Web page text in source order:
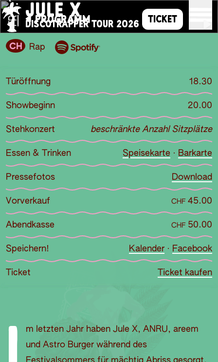
PROGRAMM TICKET
FR
JULE X
DISCOTRAPPER TOUR 2026
CH Rap
Türöffnung 18.30
Showbeginn 20.00
Stehkonzert beschränkte Anzahl Sitzplätze
Essen & Trinken Speisekarte · Barkarte
Pressefotos Download
Vorverkauf CHF45.00
Abendkasse CHF50.00
Speichern! Kalender · Facebook
Ticket Ticket kaufen
I
m letzten Jahr haben Jule X, ANRU, areem
und Astro Burger während des